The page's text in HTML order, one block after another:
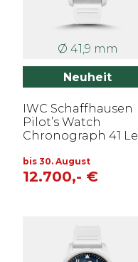
Ø 41,9 mm
Neuheit
IWC Schaffhausen
Pilot’s Watch
Chronograph 41 Le
bis 30. August
12.700,- €